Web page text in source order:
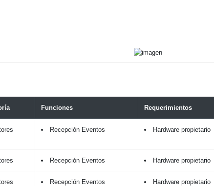
Funciones Requerimientos
Recepción Eventos Hardware propietario
Recepción Eventos Hardware propietario
Recepción Eventos Hardware propietario